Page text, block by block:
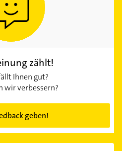
zählt!
Ihnen gut?
wir verbessern?
geben!